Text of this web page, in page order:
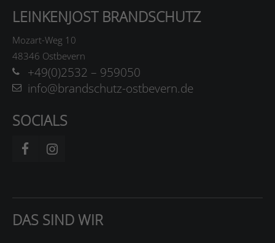
LEINKENJOST BRANDSCHUTZ
Mozart-Weg 10
48346 Ostbevern
+49(0)2532 – 959050
info@brandschutz-ostbevern.de
SOCIALS
DAS SIND WIR